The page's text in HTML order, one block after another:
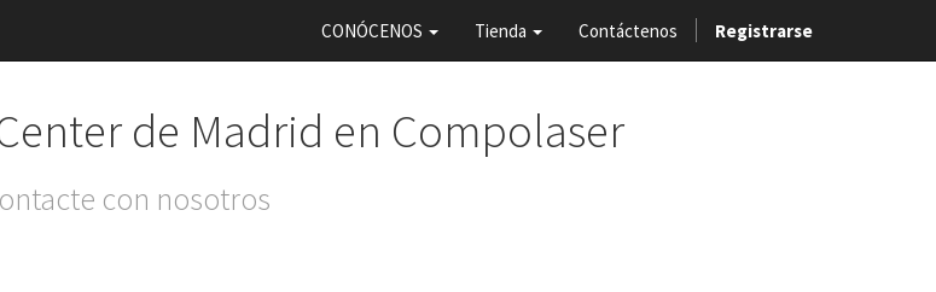
CONÓCENOS Tienda Contáctenos Registrarse
de Madrid en Compolaser
con nosotros